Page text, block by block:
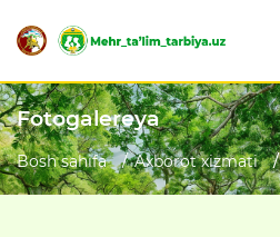
Fotogalereya
Bosh sahifa Axborot xizmati